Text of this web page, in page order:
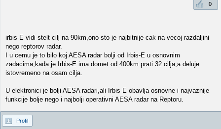
0
irbis-E vidi stelt cilj na 90km,ono sto je najbitnije cak na vecoj razdaljini
nego reptorov radar.
I u cemu je to bilo koj AESA radar bolji od Irbis-E u osnovnim
zadacima,kada je Irbis-E ima domet od 400km prati 32 cilja,a deluje
istovremeno na osam cilja.
U elektronici je bolji AESA radari,ali Irbis-E obavlja osnovne i najvaznije
funkcije bolje nego i najbolji operativni AESA radar na Reptoru.
Profil